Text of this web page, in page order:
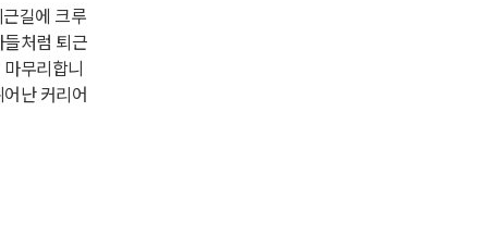
길에 크루
처럼 퇴근
무리합니
난 커리어